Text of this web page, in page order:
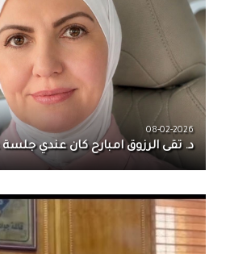
08-02-2026
د. تقى الرزوق امبارح كان عندي جلسة